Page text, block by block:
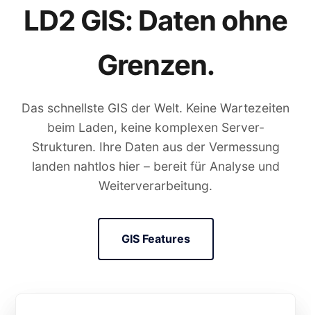
LD2 GIS: Daten ohne
Grenzen.
Das schnellste GIS der Welt. Keine Wartezeiten
beim Laden, keine komplexen Server-
Strukturen. Ihre Daten aus der Vermessung
landen nahtlos hier – bereit für Analyse und
Weiterverarbeitung.
GIS Features